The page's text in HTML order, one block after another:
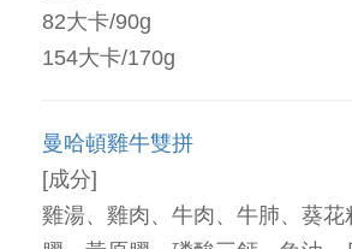
82大卡/90g
154大卡/170g
曼哈頓雞牛雙拼
[成分]
雞湯、雞肉、牛肉、牛肺、葵花